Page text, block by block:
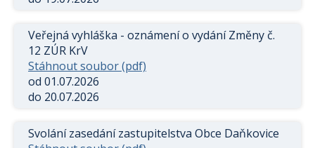
Veřejná vyhláška - oznámení o vydání Změny č.
12 ZÚR KrV
Stáhnout soubor (pdf)
od 01.07.2026
do 20.07.2026
Svolání zasedání zastupitelstva Obce Daňkovice